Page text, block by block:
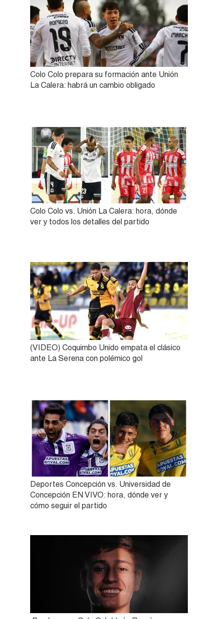
Colo Colo prepara su formación ante Unión
La Calera: habrá un cambio obligado
Colo Colo vs. Unión La Calera: hora, dónde
ver y todos los detalles del partido
(VIDEO) Coquimbo Unido empata el clásico
ante La Serena con polémico gol
Deportes Concepción vs. Universidad de
Concepción EN VIVO: hora, dónde ver y
cómo seguir el partido